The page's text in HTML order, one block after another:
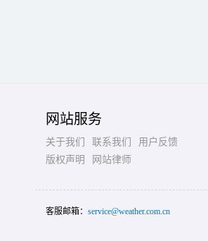
网站服务
关于我们 联系我们
用户反馈
版权声明
网站律师
客服邮箱： service@weather.com.cn